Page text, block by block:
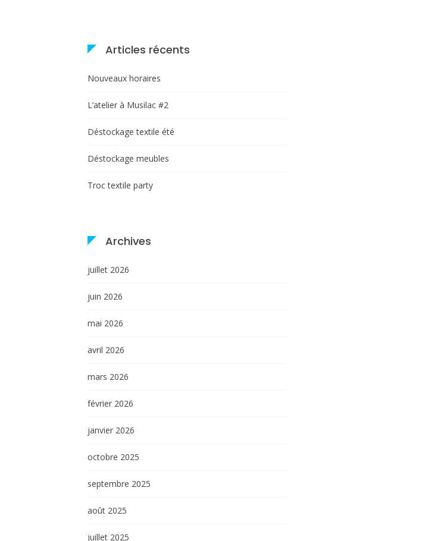
Articles récents
Nouveaux horaires
L’atelier à Musilac #2
Déstockage textile été
Déstockage meubles
Troc textile party
Archives
juillet 2026
juin 2026
mai 2026
avril 2026
mars 2026
février 2026
janvier 2026
octobre 2025
septembre 2025
août 2025
juillet 2025